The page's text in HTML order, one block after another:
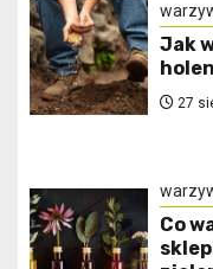
Jak
27
Co